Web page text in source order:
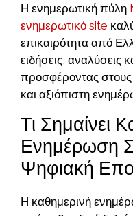
Η ενημερωτική πύλη
ενημερωτικό site
επικαιρότητα από
ειδήσεις, αναλύσεις
προσφέροντας
και αξιόπιστη
Τι Σημαίνει
Ενημέρωση
Ψηφιακή
Η καθημερινή